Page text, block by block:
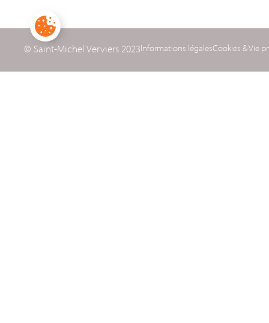
© Saint-Michel Verviers 2023Informations légalesCookies & Vie